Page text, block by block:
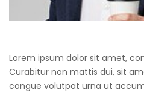
Lorem ipsum dolor sit amet,
Curabitur non mattis dui, sit
congue volutpat urna ut